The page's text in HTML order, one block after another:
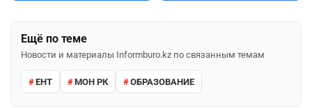
Ещё по теме
Новости и материалы Informburo.kz по связанным темам
ЕНТ МОН РК ОБРАЗОВАНИЕ